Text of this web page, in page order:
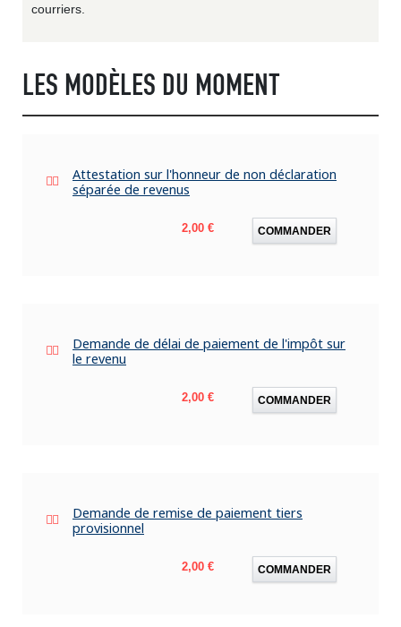
courriers.
LES MODÈLES DU MOMENT
Attestation sur l'honneur de non déclaration
séparée de revenus
Prix
2,00 € COMMANDER
Demande de délai de paiement de l'impôt sur
le revenu
Prix
2,00 € COMMANDER
Demande de remise de paiement tiers
provisionnel
Prix
2,00 € COMMANDER